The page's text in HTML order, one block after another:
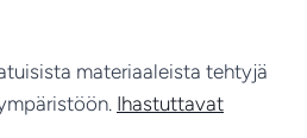
materiaaleista tehtyjä
Ihastuttavat